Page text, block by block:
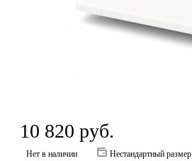
10 820 руб.
Нет в наличии Нестандартный размер